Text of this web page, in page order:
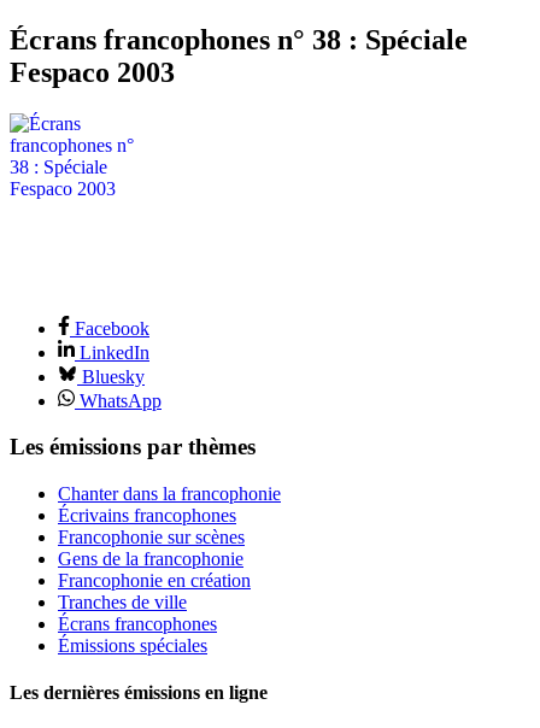
Écrans francophones n° 38 : Spéciale
Fespaco 2003
Facebook
LinkedIn
Bluesky
WhatsApp
Les émissions par thèmes
Chanter dans la francophonie
Écrivains francophones
Francophonie sur scènes
Gens de la francophonie
Francophonie en création
Tranches de ville
Écrans francophones
Émissions spéciales
Les dernières émissions en ligne